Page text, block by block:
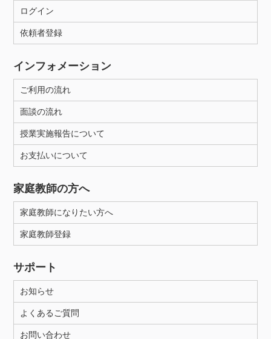
ログイン
依頼者登録
インフォメーション
ご利用の流れ
面談の流れ
授業実施報告について
お支払いについて
家庭教師の方へ
家庭教師になりたい方へ
家庭教師登録
サポート
お知らせ
よくあるご質問
お問い合わせ